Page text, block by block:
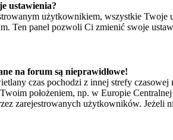
ustawienia?
użytkownikiem, wszystkie
Ten panel pozwoli Ci zmienić swoje
na forum są nieprawidłowe!
czas pochodzi z innej strefy czasowej
Twoim położeniem, np. w Europie
zarejestrowanych użytkowników. Jeżeli